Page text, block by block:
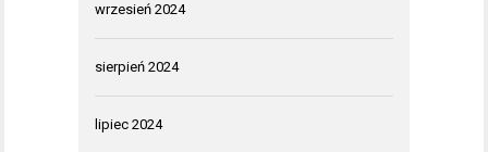
wrzesień 2024
sierpień 2024
lipiec 2024